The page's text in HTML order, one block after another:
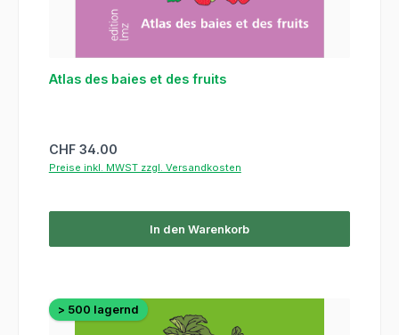
Atlas des baies et des fruits
Regulärer Preis:
CHF 34.00
Preise inkl. MWST zzgl. Versandkosten
In den Warenkorb
> 500 lagernd